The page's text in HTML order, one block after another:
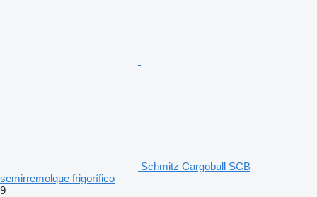
Schmitz Cargobull SCB
semirremolque frigorífico
9